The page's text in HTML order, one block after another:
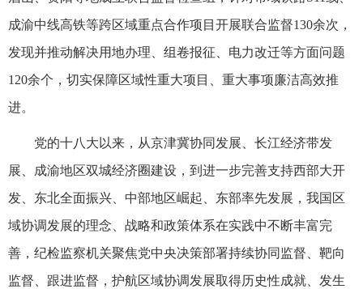
成渝中线高铁等跨区域重点合作项目开展联合监督130余次，
发现并推动解决用地办理、组卷报征、电力改迁等方面问题
120余个，切实保障区域性重大项目、重大事项廉洁高效推
进。
党的十八大以来，从京津冀协同发展、长江经济带发
展、成渝地区双城经济圈建设，到进一步完善支持西部大开
发、东北全面振兴、中部地区崛起、东部率先发展，我国区
域协调发展的理念、战略和政策体系在实践中不断丰富完
善，纪检监察机关聚焦党中央决策部署持续协同监督、靶向
监督、跟进监督，护航区域协调发展取得历史性成就、发生